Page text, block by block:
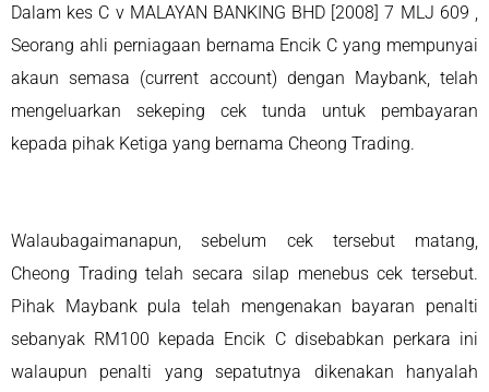
Dalam kes C v MALAYAN BANKING BHD [2008] 7 MLJ 609 ,
Seorang ahli perniagaan bernama Encik C yang mempunyai
akaun semasa (current account) dengan Maybank, telah
mengeluarkan sekeping cek tunda untuk pembayaran
kepada pihak Ketiga yang bernama Cheong Trading.
Walaubagaimanapun, sebelum cek tersebut matang,
Cheong Trading telah secara silap menebus cek tersebut.
Pihak Maybank pula telah mengenakan bayaran penalti
sebanyak RM100 kepada Encik C disebabkan perkara ini
walaupun penalti yang sepatutnya dikenakan hanyalah